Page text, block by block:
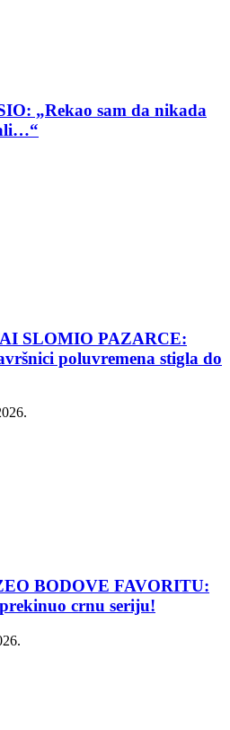
„Rekao sam da nikada
SLOMIO PAZARCE:
poluvremena stigla do
BODOVE FAVORITU:
crnu seriju!